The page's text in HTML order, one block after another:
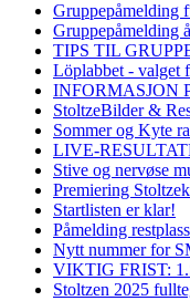
Gruppepåmelding
Gruppepåmelding
TIPS TIL
Löplabbet - valget
INFORMASJON
StoltzeBilder &
Sommer og Kyte
LIVE-
Stive og nervøse
Premiering
Startlisten er klar!
Påmelding
Nytt nummer for
VIKTIG FRIST:
Stoltzen 2025